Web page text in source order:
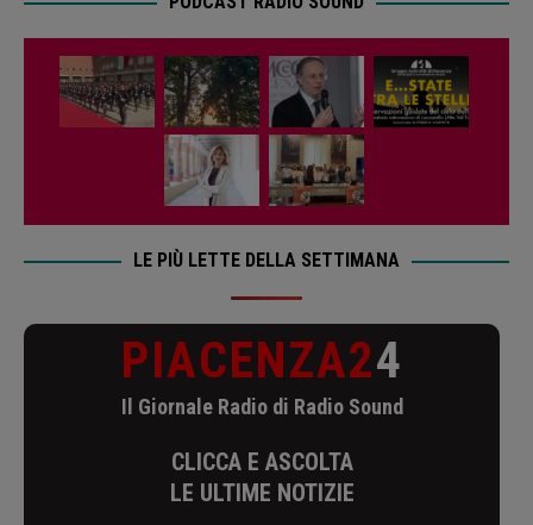
LE PIÙ LETTE DELLA SETTIMANA
PIACENZA24
Il Giornale Radio di Radio Sound
CLICCA E ASCOLTA
LE ULTIME NOTIZIE